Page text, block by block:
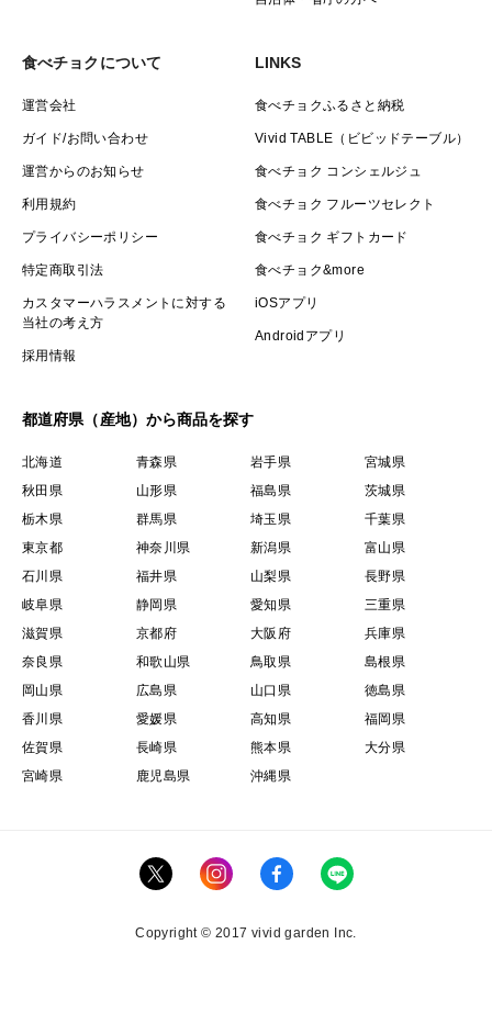
食べチョクについて
運営会社
ガイド/お問い合わせ
運営からのお知らせ
利用規約
プライバシーポリシー
特定商取引法
カスタマーハラスメントに対する
当社の考え方
採用情報
LINKS
食べチョクふるさと納税
Vivid TABLE（ビビッドテーブル）
食べチョク コンシェルジュ
食べチョク フルーツセレクト
食べチョク ギフトカード
食べチョク&more
iOSアプリ
Androidアプリ
都道府県（産地）から商品を探す
北海道 青森県 岩手県
宮城県
秋田県
山形県 福島県
茨城県
栃木県
群馬県 埼玉県
千葉県
東京都
神奈川県 新潟県
富山県
石川県
福井県 山梨県
長野県
岐阜県
静岡県 愛知県
三重県
滋賀県
京都府 大阪府
兵庫県
奈良県
和歌山県 鳥取県
島根県
岡山県
広島県 山口県
徳島県
香川県
愛媛県 高知県
福岡県
佐賀県
長崎県 熊本県
大分県
宮崎県
鹿児島県 沖縄県
Copyright © 2017 vivid garden Inc.